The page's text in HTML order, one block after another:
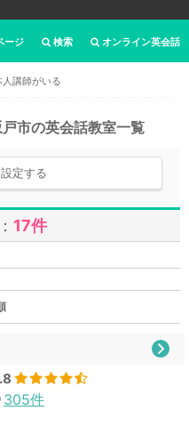
オンライン英会話
検索
ージ
人講師がいる
市の英会話教室一覧
定する
17件
305件